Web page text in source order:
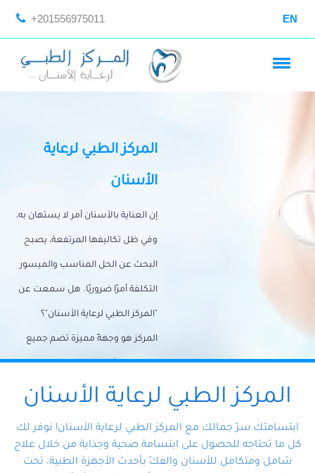
+201556975011 EN
المركز الطبي لرعاية
الأسنان
إن العناية بالأسنان أمر لا يستهان به،
وفي ظل تكاليفها المرتفعة، يصبح
البحث عن الحل المناسب والميسور
التكلفة أمرًا ضروريًا. هل سمعت عن
"المركز الطبي لرعاية الأسنان"؟
المركز هو وجهةً مميزة تضم جميع
احتياجات الأسنان تحت سقف واحد،
وتضمن لك حلاً شاملًا لجميع
المتخصص ذوي الخبرة، ستجد نفسك
في أيد أمينة تلبي احتياجاتك بكل
المركز الطبي لرعاية الأسنان
ابتسامتك سرّ جمالك مع المركز الطبي لرعاية الأسنان! نوفر لك
كل ما تحتاجه للحصول على ابتسامة صحية وجذابة من خلال علاج
شامل ومتكامل للأسنان والفكّ بأحدث الأجهزة الطبية، تحت